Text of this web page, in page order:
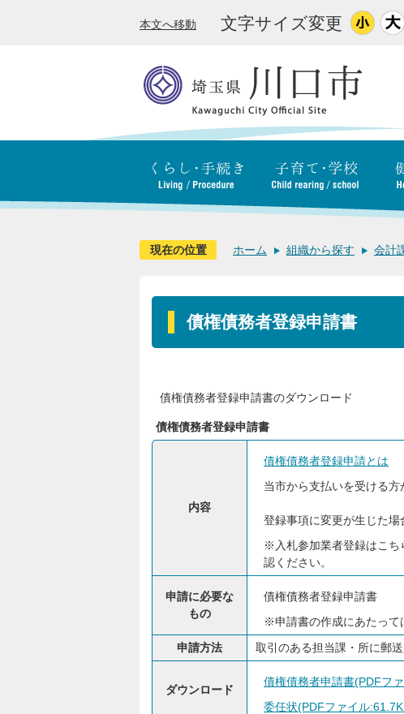
本文へ移動 文字サイズ変更
現在の位置 ホーム 組織から探す 会計
債権債務者登録申請書
債権債務者登録申請書のダウンロード
債権債務者登録申請書
内容
債権債務者登録申請とは
当市から支払いを受ける方
登録事項に変更が生じた場
※入札参加業者登録はこち
認ください。
申請に必要な
もの
債権債務者登録申請書
※申請書の作成にあたって
申請方法
取引のある担当課・所に郵
ダウンロード
債権債務者申請書(PDFフ
委任状(PDFファイル